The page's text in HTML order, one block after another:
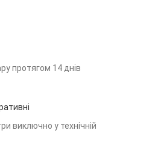
протягом 14 днів
виключно у технічній